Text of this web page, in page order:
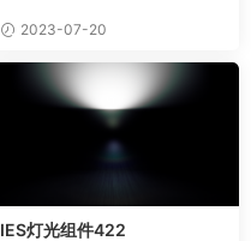
2023-07-20
IES灯光组件422